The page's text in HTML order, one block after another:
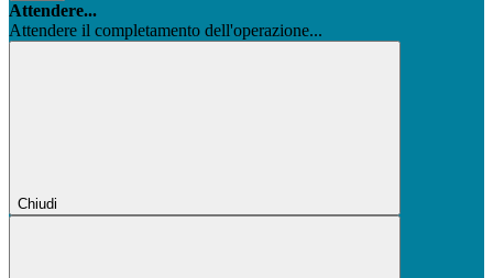
Attendere...
Attendere il completamento dell'operazione...
Chiudi